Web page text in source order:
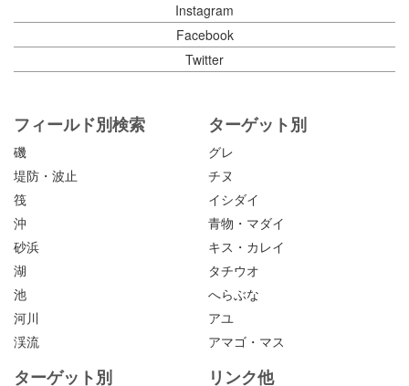
Instagram
Facebook
Twitter
フィールド別検索
磯
堤防・波止
筏
沖
砂浜
湖
池
河川
渓流
ターゲット別
グレ
チヌ
イシダイ
青物・マダイ
キス・カレイ
タチウオ
へらぶな
アユ
アマゴ・マス
ターゲット別 リンク他